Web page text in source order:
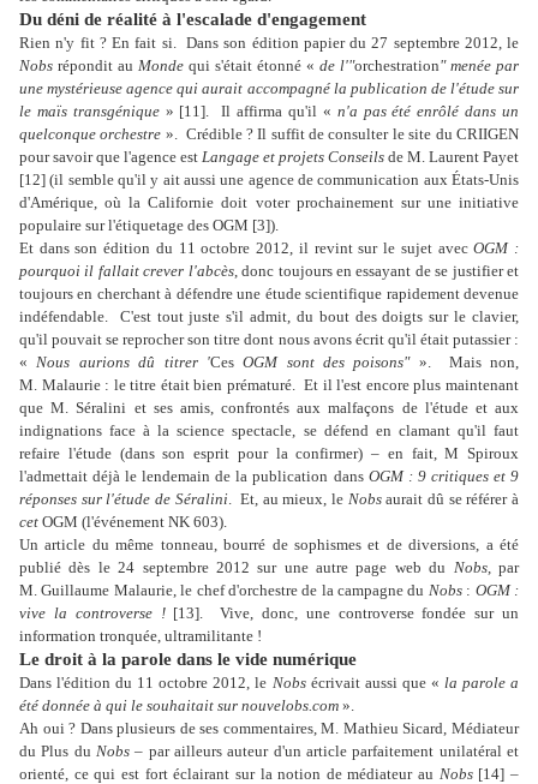
Du déni de réalité à l'escalade d'engagement
Rien n'y fit ? En fait si. Dans son édition papier du 27 septembre 2012, le
Nobs répondit au Monde qui s'était étonné « de l'"orchestration" menée par
une mystérieuse agence qui aurait accompagné la publication de l'étude sur
le maïs transgénique » [11]. Il affirma qu'il « n'a pas été enrôlé dans un
quelconque orchestre ». Crédible ? Il suffit de consulter le site du CRIIGEN
pour savoir que l'agence est Langage et projets Conseils de M. Laurent Payet
[12] (il semble qu'il y ait aussi une agence de communication aux États-Unis
d'Amérique, où la Californie doit voter prochainement sur une initiative
populaire sur l'étiquetage des OGM [3]).
Et dans son édition du 11 octobre 2012, il revint sur le sujet avecOGM :
pourquoi il fallait crever l'abcès, donc toujours en essayant de se justifier et
toujours en cherchant à défendre une étude scientifique rapidement devenue
indéfendable.
C'est tout juste s'il admit, du bout des doigts sur le clavier,
qu'il pouvait se reprocher son titre dont nous avons écrit qu'il était putassier :
«Nous aurions dû titrer 'CesOGM sont des poisons" ».
Mais non,
M. Malaurie : le titre était bien prématuré. Et il l'est encore plus maintenant
que M. Séralini et ses amis, confrontés aux malfaçons de l'étude et aux
indignations face à la science spectacle, se défend en clamant qu'il faut
refaire l'étude (dans son esprit pour la confirmer) – en fait, M Spiroux
l'admettait déjà le lendemain de la publication dans OGM : 9 critiques et 9
réponses sur l'étude de Séralini. Et, au mieux, le Nobsaurait dû se référer à
cet OGM (l'événement NK 603).
Un article du même tonneau, bourré de sophismes et de diversions, a été
publié dès le 24 septembre 2012 sur une autre page web du Nobs, par
M. Guillaume Malaurie, le chef d'orchestre de la campagne du Nobs: OGM :
vive la controverse ![13].
Vive, donc, une controverse fondée sur un
information tronquée, ultramilitante !
Le droit à la parole dans le vide numérique
Dans l'édition du 11 octobre 2012, le Nobsécrivait aussi que « la parole a
été donnée à qui le souhaitait sur nouvelobs.com ».
Ah oui ? Dans plusieurs de ses commentaires, M. Mathieu Sicard, Médiateur
du Plus du Nobs – par ailleurs auteur d'un article parfaitement unilatéral et
orienté, ce qui est fort éclairant sur la notion de médiateur au Nobs[14] –